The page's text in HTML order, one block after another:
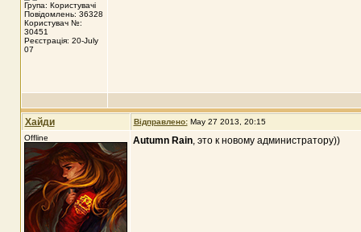
Група: Користувачі
Повідомлень: 36328
Користувач №:
30451
Реєстрація: 20-July
07
Хайди Відправлено: May 27 2013, 20:15
Offline
Autumn Rain, это к новому администратору))